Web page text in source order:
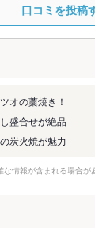
口コミを投稿
オの藁焼き！
盛合せが絶品
炭火焼が魅力
情報が含まれる場合